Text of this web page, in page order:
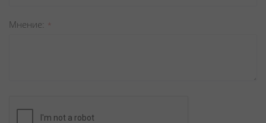
Мнение